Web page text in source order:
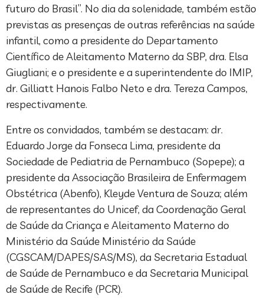
futuro do Brasil”. No dia da solenidade, também estão
previstas as presenças de outras referências na saúde
infantil, como a presidente do Departamento
Científico de Aleitamento Materno da SBP, dra. Elsa
Giugliani; e o presidente e a superintendente do IMIP,
dr. Gilliatt Hanois Falbo Neto e dra. Tereza Campos,
respectivamente.
Entre os convidados, também se destacam: dr.
Eduardo Jorge da Fonseca Lima, presidente da
Sociedade de Pediatria de Pernambuco (Sopepe); a
presidente da Associação Brasileira de Enfermagem
Obstétrica (Abenfo), Kleyde Ventura de Souza; além
de representantes do Unicef, da Coordenação Geral
de Saúde da Criança e Aleitamento Materno do
Ministério da Saúde Ministério da Saúde
(CGSCAM/DAPES/SAS/MS), da Secretaria Estadual
de Saúde de Pernambuco e da Secretaria Municipal
de Saúde de Recife (PCR).